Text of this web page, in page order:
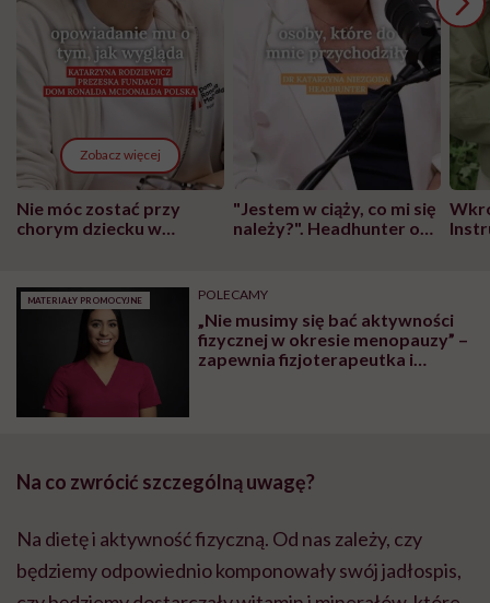
Zobacz więcej
Nie móc zostać przy
chorym dziecku w
może chyba tylko
głupota i brak
wyobraźni"
"Jestem w ciąży, co mi się
należy?". Headhunter o
pracy
MATERIAŁY PROMOCYJNE POLECAMY
„Nie musimy się bać aktywności
fizycznej w okresie menopauzy” –
zapewnia fizjoterapeutka i
Na co zwrócić szczególną uwagę?
Na dietę i aktywność fizyczną. Od nas zależy, czy
będziemy odpowiednio komponowały swój jadłospis,